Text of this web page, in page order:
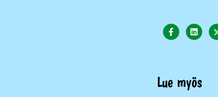
Share on
Lue myös